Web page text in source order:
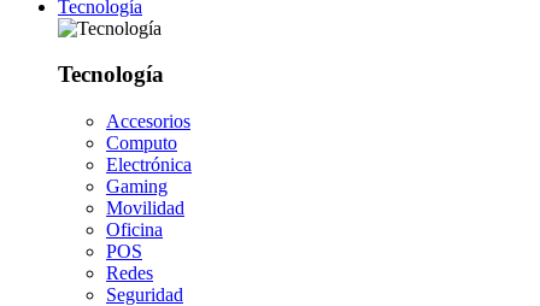
Tecnología
Tecnología
Accesorios
Computo
Electrónica
Gaming
Movilidad
Oficina
POS
Redes
Seguridad